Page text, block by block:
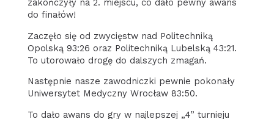
zakończyły na 2. miejscu, co dało pewny awans
do finałów!
Zaczęło się od zwycięstw nad Politechniką
Opolską 93:26 oraz Politechniką Lubelską 43:21.
To utorowało drogę do dalszych zmagań.
Następnie nasze zawodniczki pewnie pokonały
Uniwersytet Medyczny Wrocław 83:50.
To dało awans do gry w najlepszej „4” turnieju